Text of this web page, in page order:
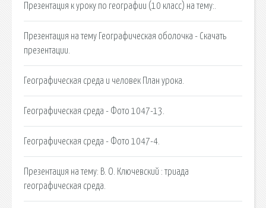
Презентация к уроку по географии (10 класс) на тему:.
Презентация на тему Географическая оболочка - Скачать
презентации.
Географическая среда и человек План урока.
Географическая среда - Фото 1047-13.
Географическая среда - Фото 1047-4.
Презентация на тему: В. О. Ключевский : триада
географическая среда.